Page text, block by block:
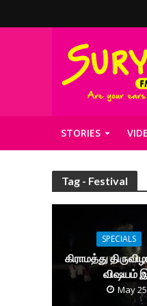
STORIES
Tag - Festival
SPECIALS
கிராமத்து
விஷயம்
May